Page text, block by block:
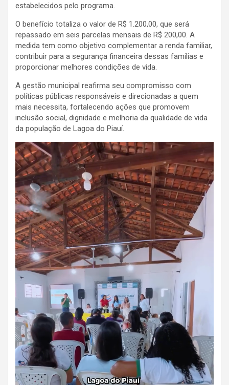
estabelecidos pelo programa.
O benefício totaliza o valor de R$ 1.200,00, que será
repassado em seis parcelas mensais de R$ 200,00. A
medida tem como objetivo complementar a renda familiar,
contribuir para a segurança financeira dessas famílias e
proporcionar melhores condições de vida.
A gestão municipal reafirma seu compromisso com
políticas públicas responsáveis e direcionadas a quem
mais necessita, fortalecendo ações que promovem
inclusão social, dignidade e melhoria da qualidade de vida
da população de Lagoa do Piauí.